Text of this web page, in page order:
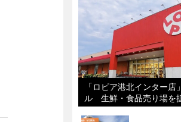
「ロピア港北インター店
ル 生鮮・食品売り場を